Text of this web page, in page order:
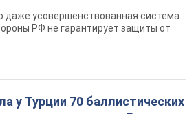
даже усовершенствованная система
РФ не гарантирует защиты от
у Турции 70 баллистических